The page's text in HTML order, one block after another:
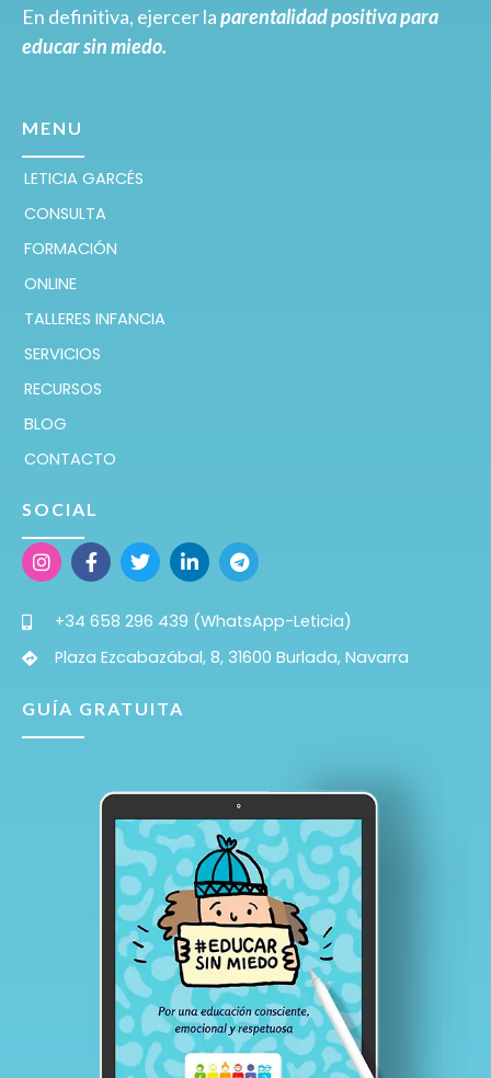
En definitiva, ejercer laparentalidad positiva para
educar sin miedo.
MENU
LETICIA GARCÉS
CONSULTA
FORMACIÓN
ONLINE
TALLERES INFANCIA
SERVICIOS
RECURSOS
BLOG
CONTACTO
SOCIAL
+34 658 296 439 (WhatsApp-Leticia)
Plaza Ezcabazábal, 8, 31600 Burlada, Navarra
GUÍA GRATUITA